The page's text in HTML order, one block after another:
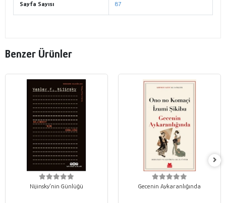
Sayfa Sayısı 87
Benzer Ürünler
Nijinsky’nin Günlüğü Gecenin Aykaranlığında